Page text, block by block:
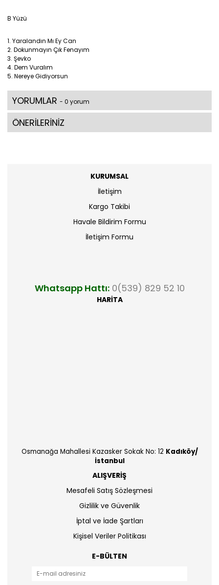
B Yüzü
1. Yaralandın Mı Ey Can
2. Dokunmayın Çık Fenayım
3. Şevko
4. Dem Vuralım
5. Nereye Gidiyorsun
YORUMLAR - 0 yorum
ÖNERİLERİNİZ
KURUMSAL
İletişim
Kargo Takibi
Havale Bildirim Formu
İletişim Formu
Whatsapp Hattı: 0(539) 829 52 10
HARİTA
Osmanağa Mahallesi Kazasker Sokak No: 12 Kadıköy/
İstanbul
ALIŞVERİŞ
Mesafeli Satış Sözleşmesi
Gizlilik ve Güvenlik
İptal ve İade Şartları
Kişisel Veriler Politikası
E-BÜLTEN